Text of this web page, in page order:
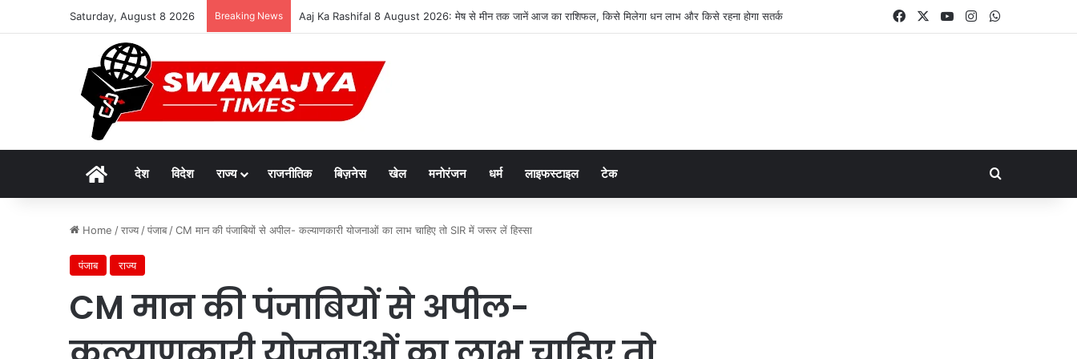
Saturday, August 8 2026 Breaking News दुर्लभ पैंगोलिन तस्करी मामले में आरोपी की जमानत याचिका खारिज FacebookYouTubeInstagram
Homeदेश विदेश राज्य राजनीतिक बिज़नेस खेल मनोरंजन धर्म लाइफस्टाइल टेक Search for
Home /राज्य /पंजाब /CM मान की पंजाबियों से अपील- कल्याणकारी योजनाओं का लाभ चाहिए तो SIR में जरूर लें हिस्सा
पंजाब राज्य
CM मान की पंजाबियों से अपील-